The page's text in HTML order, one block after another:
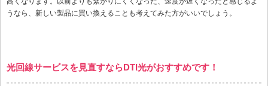
うなら、新しい製品に買い換えることも考えてみた方がいいでしょう。
光回線サービスを見直すならDTI光がおすすめです！